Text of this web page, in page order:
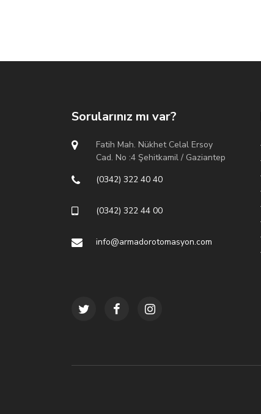
Sorularınız mı var?
Fatih Mah. Nükhet Celal Ersoy
Cad. No :4 Şehitkamil / Gaziantep
(0342) 322 40 40
(0342) 322 44 00
info@armadorotomasyon.com